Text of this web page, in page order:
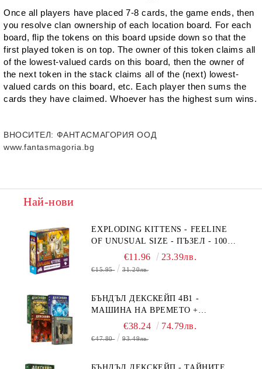
Once all players have placed 7-8 cards, the game ends, then
you resolve clan ownership of each location board. For each
board, flip the tokens on this board upside down so that the
first played token is on top. The owner of this token claims all
of the lowest-valued cards on this board, then the owner of
the next token in the stack claims all of the (next) lowest-
valued cards on this board, etc. Each player then sums the
cards they have claimed. Whoever has the highest sum wins.
ВНОСИТЕЛ: ФАНТАСМАГОРИЯ ООД
www.fantasmagoria.bg
Най-нови
EXPLODING KITTENS - FEELINE
OF UNUSUAL SIZE - ПЪЗЕЛ - 1000
ЧАСТИ - ПРЕОЦЕНЕН - СРЕДНА
ПОВРЕДА НА КУТИЯТА
€11.96 23.39лв.
€15.95 31.20лв.
БЪНДЪЛ ДЕКСКЕЙП 4В1 -
МАШИНА НА ВРЕМЕТО +
БЯГСТВО ОТ АЛКАТРАЗ +
ТАЙНИТЕ НА ЕЛ ДОРАДО +
€38.24 74.79лв.
€47.80 93.49лв.
БЪНДЪЛ ДЕКСКЕЙП - ТАЙНИТЕ